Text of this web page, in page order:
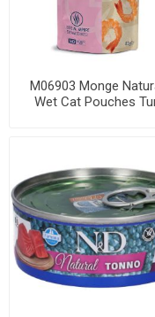
M06903 Monge
Wet Cat Pouches